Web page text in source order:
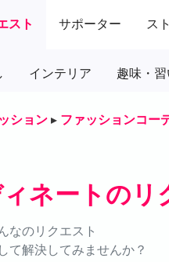
スト サポーター ス
インテリア 趣味・
ション ▸ ファッションコー
ネートのリ
なのリクエスト
て解決してみませんか？